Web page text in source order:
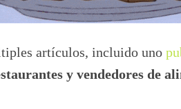
artículos, incluido uno
y vendedores de